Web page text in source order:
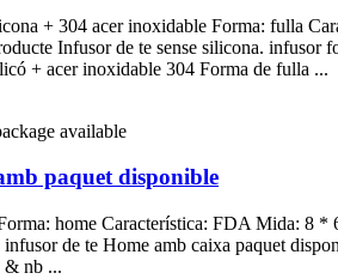
+ 304 acer inoxidable Forma: fulla
Infusor de te sense silicona.
+ acer inoxidable 304 Forma de fulla ...
paquet disponible
home Característica: FDA Mida: 8
de te Home amb caixa paquet
& nb ...